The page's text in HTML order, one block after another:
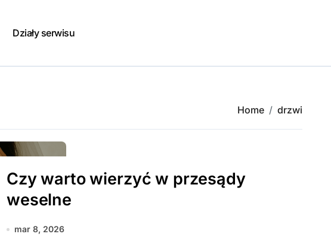
Działy serwisu
Home drzwi
Czy warto wierzyć w przesądy
weselne
mar 8, 2026